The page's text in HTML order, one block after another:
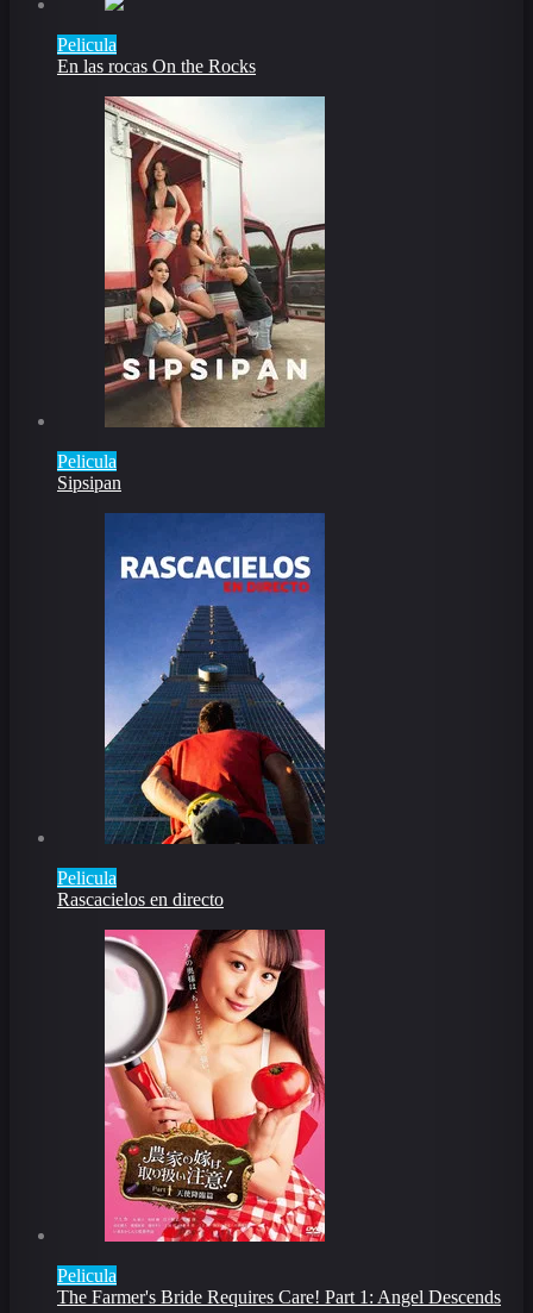
Pelicula
En las rocas On the Rocks
Pelicula
Sipsipan
Pelicula
Rascacielos en directo
Pelicula
The Farmer's Bride Requires Care! Part 1: Angel Descends